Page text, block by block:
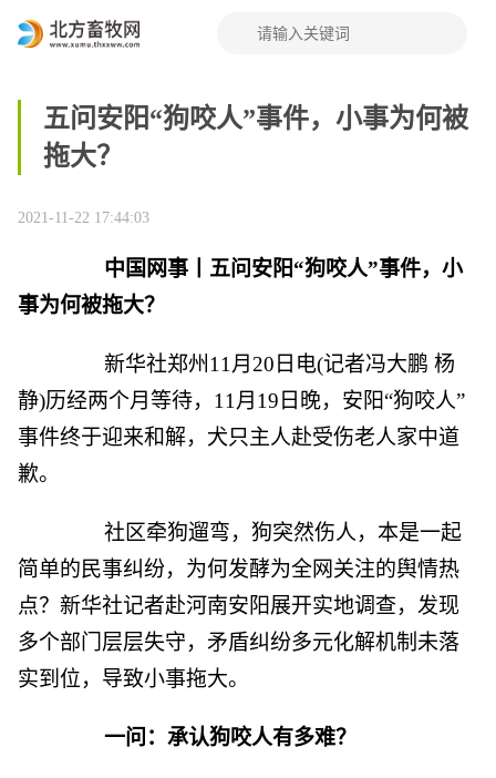
五问安阳“狗咬人”事件，小事为何被
拖大？
2021-11-22 17:44:03
中国网事丨五问安阳“狗咬人”事件，小
事为何被拖大？
新华社郑州11月20日电(记者冯大鹏 杨
静)历经两个月等待，11月19日晚，安阳“狗咬人”
事件终于迎来和解，犬只主人赴受伤老人家中道
歉。
社区牵狗遛弯，狗突然伤人，本是一起
简单的民事纠纷，为何发酵为全网关注的舆情热
点？新华社记者赴河南安阳展开实地调查，发现
多个部门层层失守，矛盾纠纷多元化解机制未落
实到位，导致小事拖大。
一问：承认狗咬人有多难？